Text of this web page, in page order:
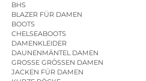
BHS
BLAZER FÜR DAMEN
BOOTS
CHELSEABOOTS
DAMENKLEIDER
DAUNENMÄNTEL DAMEN
GROSSE GRÖSSEN DAMEN
JACKEN FÜR DAMEN